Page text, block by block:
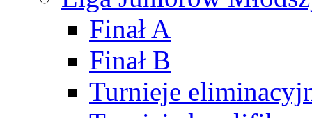
Finał A
Finał B
Turnieje